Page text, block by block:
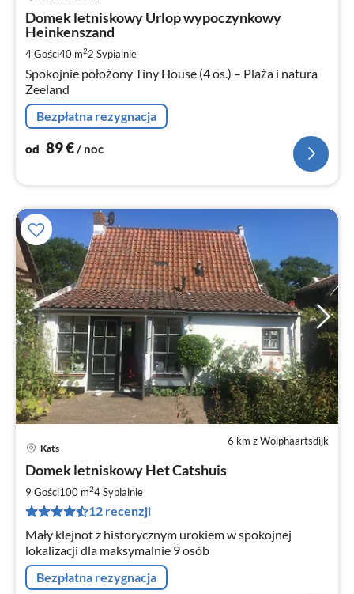
Domek letniskowy Urlop wypoczynkowy
Heinkenszand
4 Gości40 m22 Sypialnie
Spokojnie położony Tiny House (4 os.) – Plaża i natura
Zeeland
Bezpłatna rezygnacja
od 89€ / noc
6 km z Wolphaartsdijk
Kats
Domek letniskowy Het Catshuis
9 Gości100 m24Sypialnie
12 recenzji
Mały klejnot z historycznym urokiem w spokojnej
lokalizacji dla maksymalnie 9 osób
Bezpłatna rezygnacja